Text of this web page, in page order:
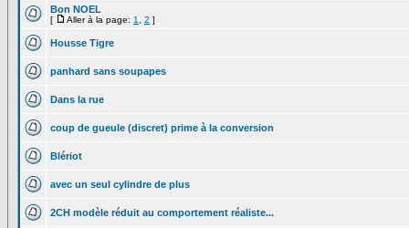
Bon NOEL
[ Aller à la page: 1 2 ]
Housse Tigre
panhard sans soupapes
Dans la rue
coup de gueule (discret) prime à la conversion
Blériot
avec un seul cylindre de plus
2CH modèle réduit au comportement réaliste...